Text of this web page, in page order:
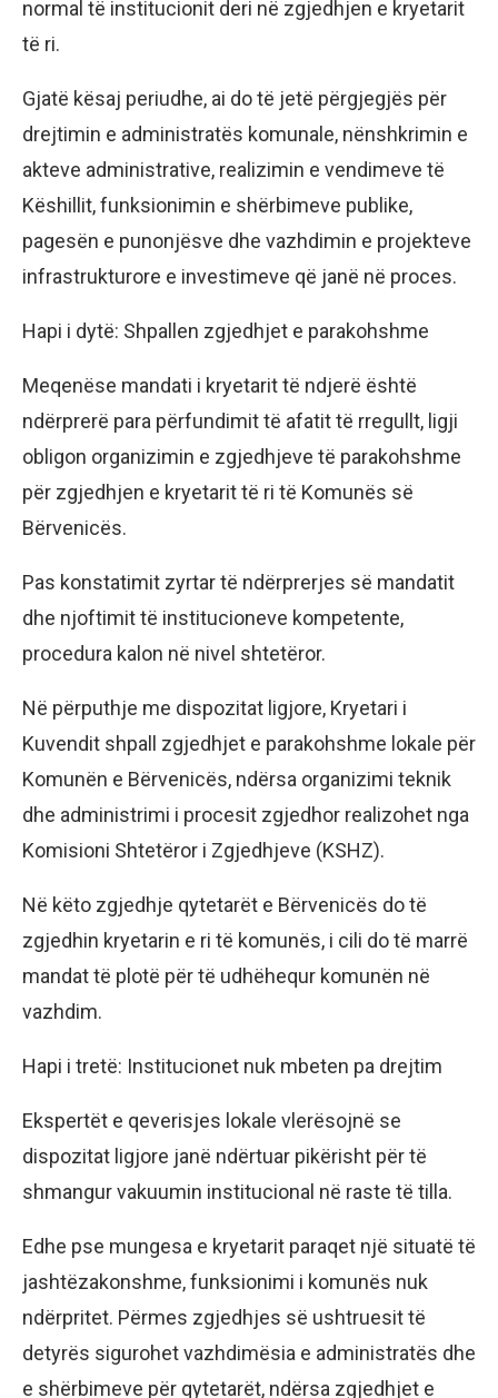
normal të institucionit deri në zgjedhjen e kryetarit
të ri.
Gjatë kësaj periudhe, ai do të jetë përgjegjës për
drejtimin e administratës komunale, nënshkrimin e
akteve administrative, realizimin e vendimeve të
Këshillit, funksionimin e shërbimeve publike,
pagesën e punonjësve dhe vazhdimin e projekteve
infrastrukturore e investimeve që janë në proces.
Hapi i dytë: Shpallen zgjedhjet e parakohshme
Meqenëse mandati i kryetarit të ndjerë është
ndërprerë para përfundimit të afatit të rregullt, ligji
obligon organizimin e zgjedhjeve të parakohshme
për zgjedhjen e kryetarit të ri të Komunës së
Bërvenicës.
Pas konstatimit zyrtar të ndërprerjes së mandatit
dhe njoftimit të institucioneve kompetente,
procedura kalon në nivel shtetëror.
Në përputhje me dispozitat ligjore, Kryetari i
Kuvendit shpall zgjedhjet e parakohshme lokale për
Komunën e Bërvenicës, ndërsa organizimi teknik
dhe administrimi i procesit zgjedhor realizohet nga
Komisioni Shtetëror i Zgjedhjeve (KSHZ).
Në këto zgjedhje qytetarët e Bërvenicës do të
zgjedhin kryetarin e ri të komunës, i cili do të marrë
mandat të plotë për të udhëhequr komunën në
vazhdim.
Hapi i tretë: Institucionet nuk mbeten pa drejtim
Ekspertët e qeverisjes lokale vlerësojnë se
dispozitat ligjore janë ndërtuar pikërisht për të
shmangur vakuumin institucional në raste të tilla.
Edhe pse mungesa e kryetarit paraqet një situatë të
jashtëzakonshme, funksionimi i komunës nuk
ndërpritet. Përmes zgjedhjes së ushtruesit të
detyrës sigurohet vazhdimësia e administratës dhe
e shërbimeve për qytetarët, ndërsa zgjedhjet e